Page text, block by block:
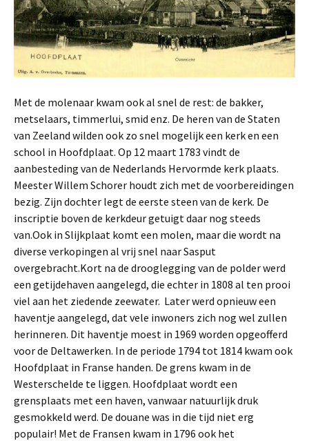
Met de molenaar kwam ook al snel de rest: de bakker,
metselaars, timmerlui, smid enz. De heren van de Staten
van Zeeland wilden ook zo snel mogelijk een kerk en een
school in Hoofdplaat. Op 12 maart 1783 vindt de
aanbesteding van de Nederlands Hervormde kerk plaats.
Meester Willem Schorer houdt zich met de voorbereidingen
bezig. Zijn dochter legt de eerste steen van de kerk. De
inscriptie boven de kerkdeur getuigt daar nog steeds
van.Ook in Slijkplaat komt een molen, maar die wordt na
diverse verkopingen al vrij snel naar Sasput
overgebracht.Kort na de drooglegging van de polder werd
een getijdehaven aangelegd, die echter in 1808 al ten prooi
viel aan het ziedende zeewater. Later werd opnieuw een
haventje aangelegd, dat vele inwoners zich nog wel zullen
herinneren. Dit haventje moest in 1969 worden opgeofferd
voor de Deltawerken. In de periode 1794 tot 1814 kwam ook
Hoofdplaat in Franse handen. De grens kwam in de
Westerschelde te liggen. Hoofdplaat wordt een
grensplaats met een haven, vanwaar natuurlijk druk
gesmokkeld werd. De douane was in die tijd niet erg
populair! Met de Fransen kwam in 1796 ook het